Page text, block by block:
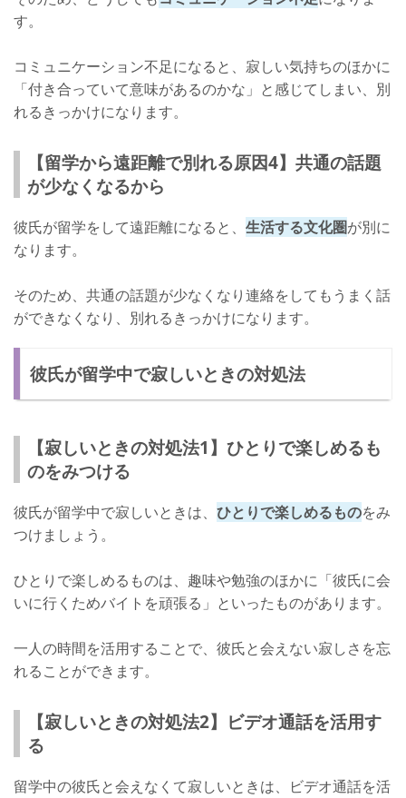
す。
コミュニケーション不足になると、寂しい気持ちのほかに
「付き合っていて意味があるのかな」と感じてしまい、別
れるきっかけになります。
【留学から遠距離で別れる原因4】共通の話題
が少なくなるから
彼氏が留学をして遠距離になると、 生活する文化圏が別に
なります。
そのため、共通の話題が少なくなり連絡をしてもうまく話
ができなくなり、別れるきっかけになります。
彼氏が留学中で寂しいときの対処法
【寂しいときの対処法1】ひとりで楽しめるも
のをみつける
彼氏が留学中で寂しいときは、 ひとりで楽しめるものをみ
つけましょう。
ひとりで楽しめるものは、趣味や勉強のほかに「彼氏に会
いに行くためバイトを頑張る」といったものがあります。
一人の時間を活用することで、彼氏と会えない寂しさを忘
れることができます。
【寂しいときの対処法2】ビデオ通話を活用す
る
留学中の彼氏と会えなくて寂しいときは、ビデオ通話を活